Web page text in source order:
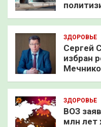
ЗДОРОВЬЕ
Сергей
избран
ЗДОРОВЬЕ
ВОЗ
млн лет